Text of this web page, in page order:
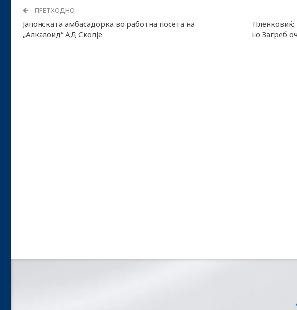
ПРЕТХОДНО
Јапонската амбасадорка во работна посета на
„Алкалоид“ АД Скопје
Пленковиќ:
но Загреб